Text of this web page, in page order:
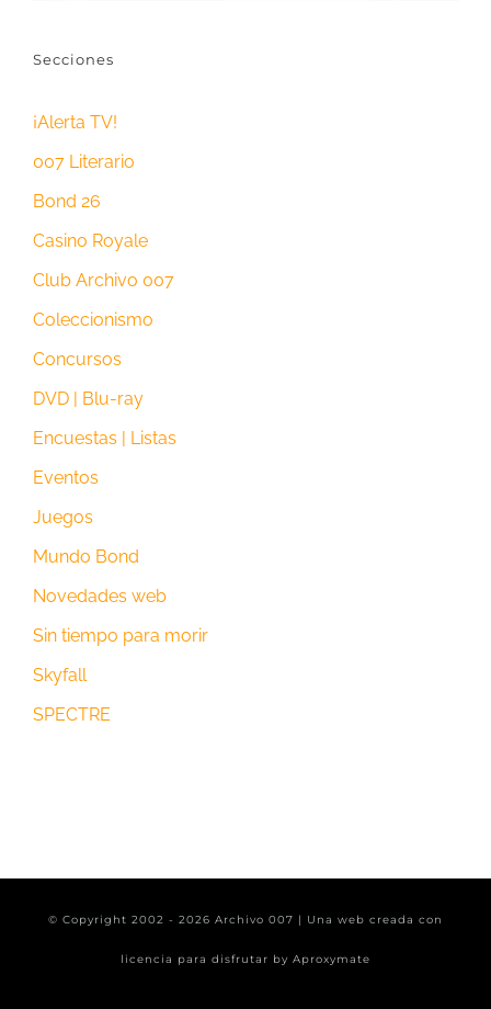
Secciones
¡Alerta TV!
007 Literario
Bond 26
Casino Royale
Club Archivo 007
Coleccionismo
Concursos
DVD | Blu-ray
Encuestas | Listas
Eventos
Juegos
Mundo Bond
Novedades web
Sin tiempo para morir
Skyfall
SPECTRE
© Copyright 2002 - 2026 Archivo 007 | Una web creada con
licencia para disfrutar by Aproxymate